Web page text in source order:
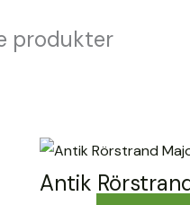
produkter
Antik